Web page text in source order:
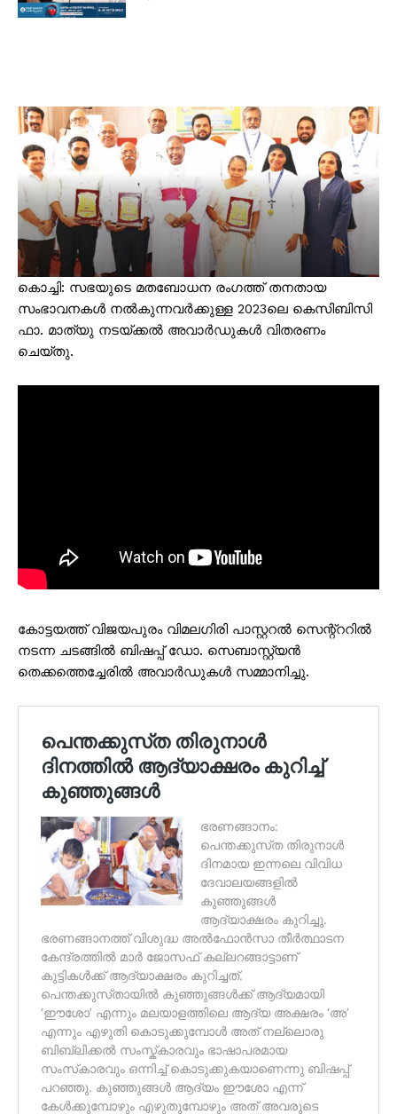
കൊച്ചി: സഭയുടെ മതബോധന രംഗത്ത് തനതായ
സംഭാവനകൾ നൽകുന്നവർക്കുള്ള 2023ലെ കെസിബിസി
ഫാ. മാത്യു നടയ്ക്കൽ അവാർഡുകൾ വിതരണം
ചെയ്തു.
കോട്ടയത്ത് വിജയപുരം വിമലഗിരി പാസ്റ്ററൽ സെന്റ്ററിൽ
നടന്ന ചടങ്ങിൽ ബിഷപ്പ് ഡോ. സെബാസ്റ്റ്യൻ
തെക്കത്തെച്ചേരിൽ അവാർഡുകൾ സമ്മാനിച്ചു.